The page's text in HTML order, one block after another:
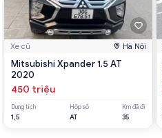
Xe cũ Hà Nội
Mitsubishi Xpander 1.5 AT
2020
450 triệu
Dung tích
1,5
Hộp số
AT
Km đã đi
35